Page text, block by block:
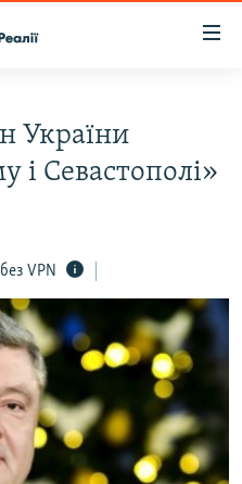
України
і Севастополі»
VPN